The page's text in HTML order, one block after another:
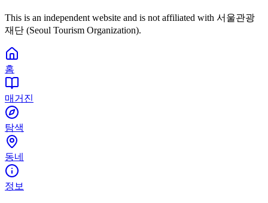
This is an independent website and is not affiliated with 서울관광
재단 (Seoul Tourism Organization).
홈
매거진
탐색
동네
정보